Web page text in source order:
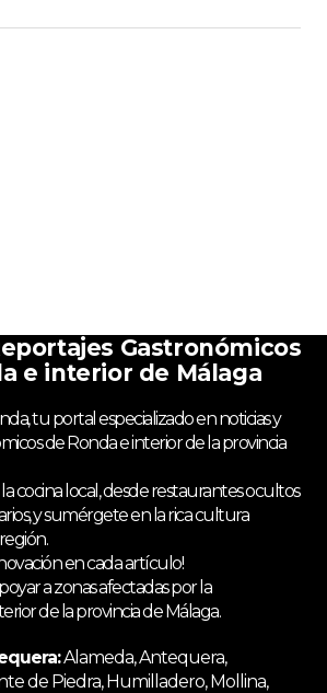
Gastronómicos
e interior de Málaga
tu portal especializado en noticias y
de Ronda e interior de la provincia
cocina local, desde restaurantes ocultos
y sumérgete en la rica cultura
en cada artículo!
a zonas afectadas por la
de la provincia de Málaga.
Alameda, Antequera,
de Piedra, Humilladero, Mollina,